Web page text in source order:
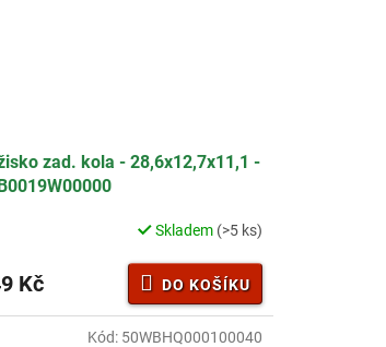
zad. kola - 28,6x12,7x11,1 -
Skladem (>5 ks)
Kč DO KOŠÍKU
Kód: 50WBHQ000100040